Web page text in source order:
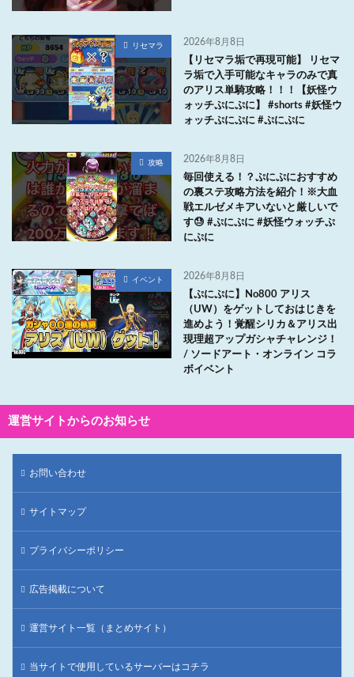
リセマラ 2026年8月8日
【リセマラ垢で再現可能】 リセマ
ラ垢で入手可能なキャラのみで真
のアリス単騎攻略！！！【妖怪ウ
ォッチぷにぷに】 #shorts #妖怪ウ
ォッチぷにぷに #ぷにぷに
攻略 2026年8月8日
毎回使える！？ぷにぷにおすすめ
の裏ステ攻略方法を紹介！※大血
戦エルゼメキアいないと厳しいで
す😓 #ぷにぷに #妖怪ウォッチぷ
にぷに
イベント 2026年8月8日
【ぷにぷに】No800 アリス
（UW）をゲットしておはじきを
進めよう！覚醒シリカ＆アリス出
現理超アップガシャチャレンジ！
/ ソードアート・オンライン コラ
ボイベント
運営サイトからのお知らせ
お問い合わせ
サイトマップ
プライバシーポリシー
広告掲載について
運営サイト一覧（まとめサイト）
当サイトで使用しているサーバーはコチラ